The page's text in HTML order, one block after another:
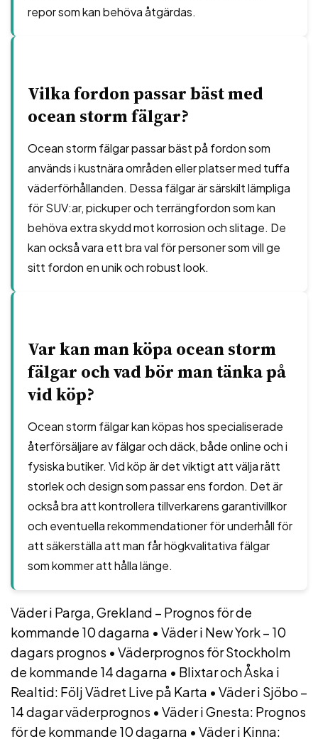
repor som kan behöva åtgärdas.
Vilka fordon passar bäst med
ocean storm fälgar?
Ocean storm fälgar passar bäst på fordon som
används i kustnära områden eller platser med tuffa
väderförhållanden. Dessa fälgar är särskilt lämpliga
för SUV:ar, pickuper och terrängfordon som kan
behöva extra skydd mot korrosion och slitage. De
kan också vara ett bra val för personer som vill ge
sitt fordon en unik och robust look.
Var kan man köpa ocean storm
fälgar och vad bör man tänka på
vid köp?
Ocean storm fälgar kan köpas hos specialiserade
återförsäljare av fälgar och däck, både online och i
fysiska butiker. Vid köp är det viktigt att välja rätt
storlek och design som passar ens fordon. Det är
också bra att kontrollera tillverkarens garantivillkor
och eventuella rekommendationer för underhåll för
att säkerställa att man får högkvalitativa fälgar
som kommer att hålla länge.
Väder i Parga, Grekland – Prognos för de
kommande 10 dagarna • Väder i New York – 10
dagars prognos • Väderprognos för Stockholm
de kommande 14 dagarna • Blixtar och Åska i
Realtid: Följ Vädret Live på Karta • Väder i Sjöbo –
14 dagar väderprognos • Väder i Gnesta: Prognos
för de kommande 10 dagarna • Väder i Kinna: